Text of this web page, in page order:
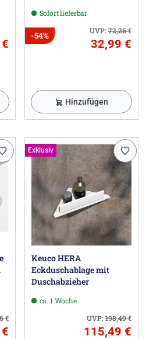
Sofort lieferbar
UVP:72,26€
-54%
32,99 €
Hinzufügen
€
Exklusiv
Keuco HERA
Eckduschablage mit
Duschabzieher
ca. 1 Woche
UVP:198,49€
115,49 €